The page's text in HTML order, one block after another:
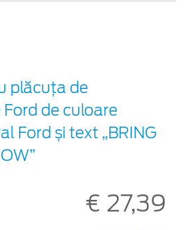
plăcuța de
de culoare
Ford și text „BRING
€ 27,39